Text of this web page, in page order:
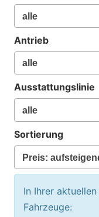
Antrieb
Ausstattungslinie
Sortierung
In Ihrer
Fahrzeuge: